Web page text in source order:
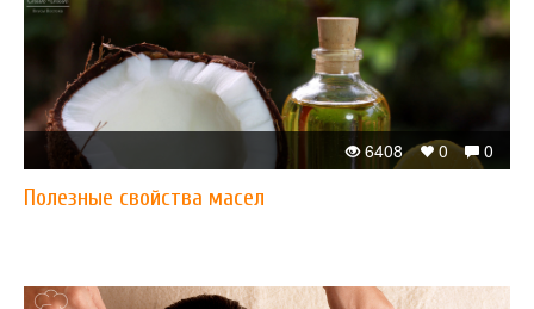
0
0
6408
Полезные свойства масел